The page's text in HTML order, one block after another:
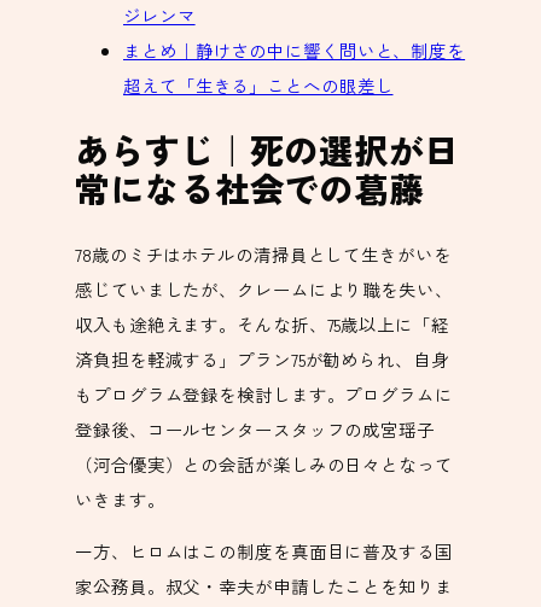
ジレンマ
まとめ｜静けさの中に響く問いと、制度を
超えて「生きる」ことへの眼差し
あらすじ｜死の選択が日
常になる社会での葛藤
78歳のミチはホテルの清掃員として生きがいを
感じていましたが、クレームにより職を失い、
収入も途絶えます。そんな折、75歳以上に「経
済負担を軽減する」プラン75が勧められ、自身
もプログラム登録を検討します。プログラムに
登録後、コールセンタースタッフの成宮瑶子
（河合優実）との会話が楽しみの日々となって
いきます。
一方、ヒロムはこの制度を真面目に普及する国
家公務員。叔父・幸夫が申請したことを知りま